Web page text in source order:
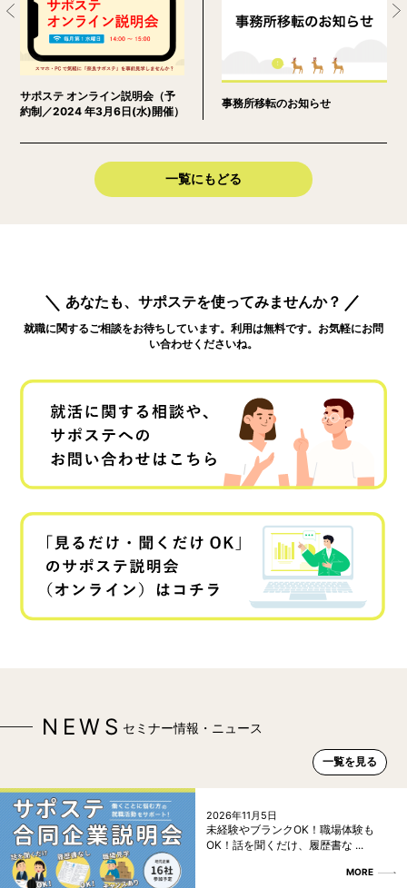
サポステ オンライン説明会（予
約制／2024 年3月6日(水)開催）
事務所移転のお知らせ
一覧にもどる
あなたも、サポステを使ってみませんか？
就職に関するご相談をお待ちしています。利用は無料です。お気軽にお問
い合わせくださいね。
NEWS セミナー情報・ニュース
一覧を見る
2026年11月5日
未経験やブランクOK！職場体験も
OK！話を聞くだけ、履歴書な ...
MORE